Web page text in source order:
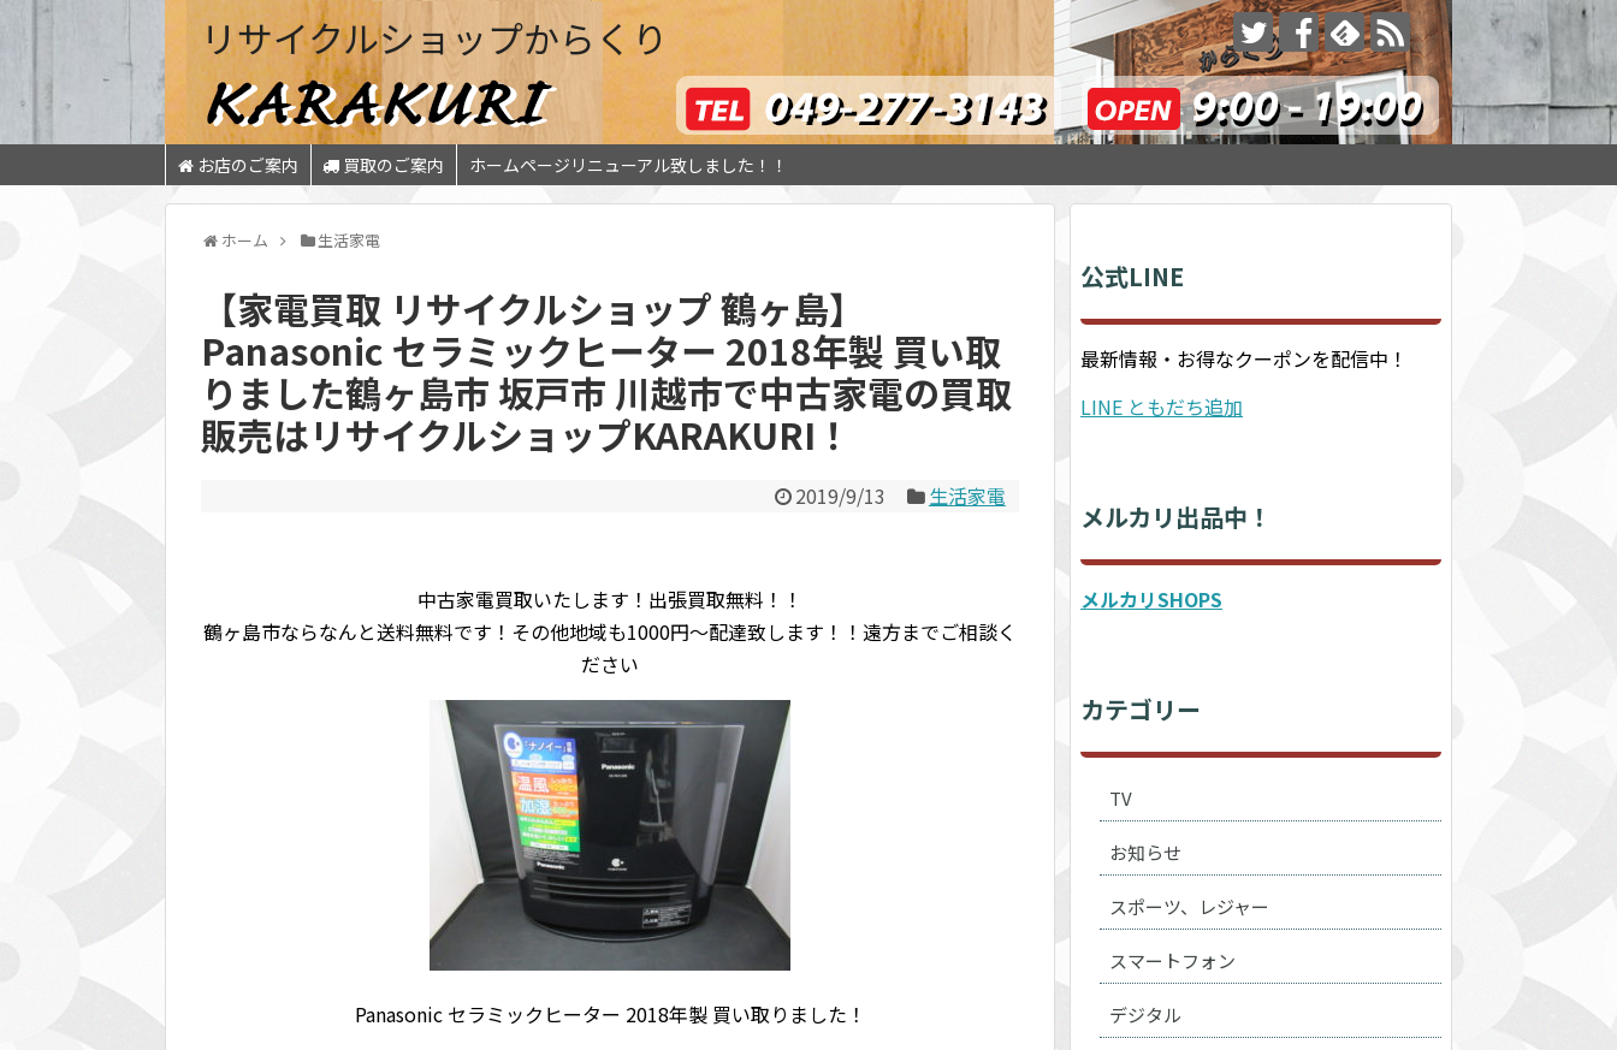
リサイクルショップからくり
お店のご案内 買取のご案内 ホームページリニューアル致しました！！
ホーム 生活家電
【家電買取 リサイクルショップ 鶴ヶ島】
Panasonic セラミックヒーター 2018年製 買い取
りました鶴ヶ島市 坂戸市 川越市で中古家電の買取
販売はリサイクルショップKARAKURI！
2019/9/13 生活家電
中古家電買取いたします！出張買取無料！！
鶴ヶ島市ならなんと送料無料です！その他地域も1000円～配達致します！！遠方までご相談く
ださい
Panasonic セラミックヒーター 2018年製 買い取りました！
公式LINE
最新情報・お得なクーポンを配信中！
LINE ともだち追加
メルカリ出品中！
メルカリSHOPS
カテゴリー
TV
お知らせ
スポーツ、レジャー
スマートフォン
デジタル